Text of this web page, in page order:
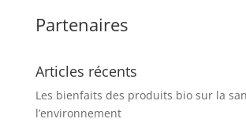
Partenaires
Articles récents
Les bienfaits des produits bio sur la
l’environnement